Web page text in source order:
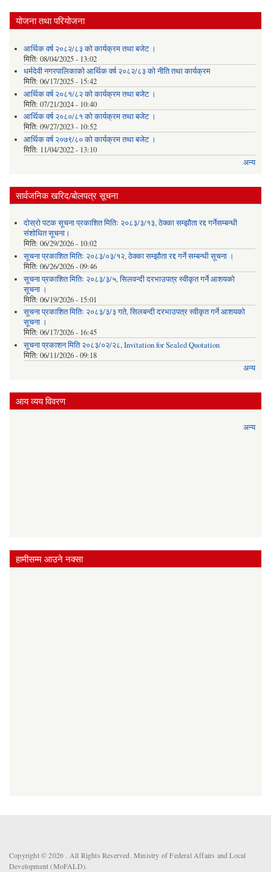
योजना तथा परियोजना
आर्थिक वर्ष २०८२/८३ को कार्यक्रम तथा बजेट ।
मिति: 08/04/2025 - 13:02
धर्मदेवी नगरपालिकाको आर्थिक वर्ष २०८२/८३ को नीति तथा कार्यक्रम
मिति: 06/17/2025 - 15:42
आर्थिक वर्ष २०८१/८२ को कार्यक्रम तथा बजेट ।
मिति: 07/21/2024 - 10:40
आर्थिक वर्ष २०८०/८१ को कार्यक्रम तथा बजेट ।
मिति: 09/27/2023 - 10:52
आर्थिक वर्ष २०७९/८० को कार्यक्रम तथा बजेट ।
मिति: 11/04/2022 - 13:10
अन्य
सार्वजनिक खरिद/बोलपत्र सूचना
दोस्रो पटक सूचना प्रकाशित मितिः २०८३/३/१३, ठेक्का सम्झौता रद्द गर्नेसम्बन्धी
संशोधित सूचना।
मिति: 06/29/2026 - 10:02
सूचना प्रकाशित मितिः २०८३/०३/१२, ठेक्का सम्झौता रद्द गर्ने सम्बन्धी सूचना ।
मिति: 06/26/2026 - 09:46
सूचना प्रकाशित मितिः २०८३/३/५, सिलवन्दी दरभाउपत्र स्वीकृत गर्ने आशयको
सूचना ।
मिति: 06/19/2026 - 15:01
सूचना प्रकाशित मितिः २०८३/३/३ गते, सिलबन्दी दरभाउपत्र स्वीकृत गर्ने आशयको
सूचना ।
मिति: 06/17/2026 - 16:45
सूचना प्रकाशन मिति २०८३/०२/२८, Invitation for Sealed Quotation
मिति: 06/11/2026 - 09:18
अन्य
आय व्यय विवरण
अन्य
हामीसम्म आउने नक्सा
Copyright © 2026 . All Rights Reserved. Ministry of Federal Affairs and Local
Development (MoFALD).